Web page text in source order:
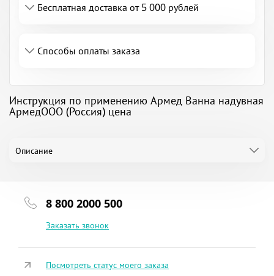
Бесплатная доставка от 5 000 рублей
Способы оплаты заказа
Инструкция по применению Армед Ванна надувная
АрмедООО (Россия) цена
Описание
8 800 2000 500
Заказать звонок
Посмотреть статус моего заказа